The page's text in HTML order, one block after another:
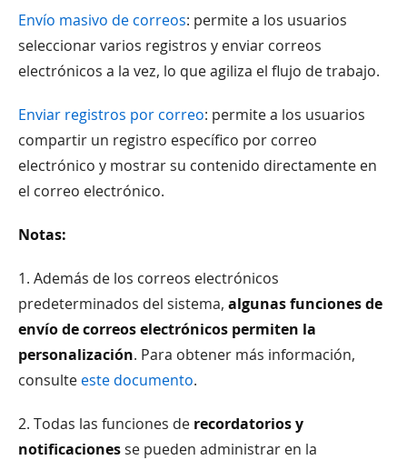
Envío masivo de correos: permite a los usuarios
seleccionar varios registros y enviar correos
electrónicos a la vez, lo que agiliza el flujo de trabajo.
Enviar registros por correo: permite a los usuarios
compartir un registro específico por correo
electrónico y mostrar su contenido directamente en
el correo electrónico.
Notas:
1. Además de los correos electrónicos
predeterminados del sistema, algunas funciones de
envío de correos electrónicos permiten la
personalización. Para obtener más información,
consulte este documento.
2. Todas las funciones de recordatorios y
notificacionesse pueden administrar en la